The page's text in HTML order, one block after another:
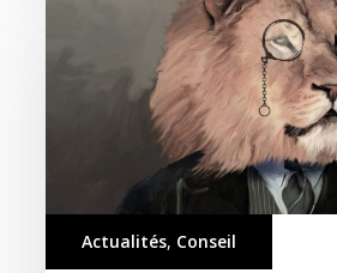
Actualités, Conseil